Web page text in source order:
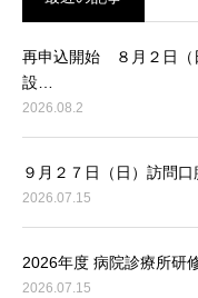
再申込開始 ８月２日（
設…
2026.08.2
９月２７日（日）訪問
2026.07.15
2026年度 病院診療所研
2026.07.15